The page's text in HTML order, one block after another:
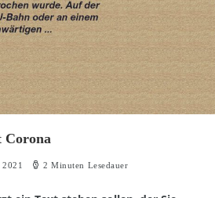
Corona
2 Minuten Lesedauer